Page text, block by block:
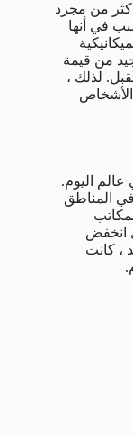
من مجرد
في أنها
من قيمة
لذلك ،
الأشخاص
اليوم.
المناطق
انخفض
، كانت